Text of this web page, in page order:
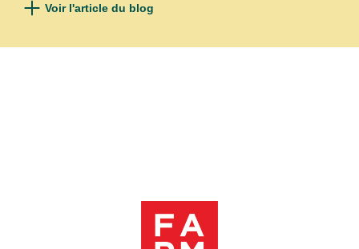
Voir l'article du blog